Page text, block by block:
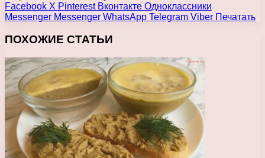
Facebook X Pinterest Вконтакте Одноклассники
Messenger Messenger WhatsApp Telegram Viber Печатать
ПОХОЖИЕ СТАТЬИ